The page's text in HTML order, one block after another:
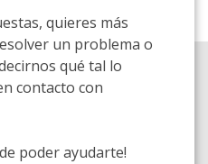
quieres más
un problema o
qué tal lo
contacto con
poder ayudarte!